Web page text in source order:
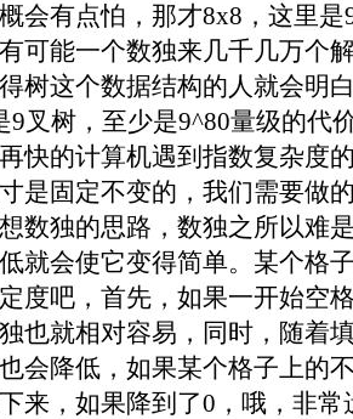
会有点怕，那才8x8，这里是
可能一个数独来几千几万个
得树这个数据结构的人就会明
9叉树，至少是9^80量级的代
快的计算机遇到指数复杂度
是固定不变的，我们需要做
数独的思路，数独之所以难
就会使它变得简单。某个格
度吧，首先，如果一开始空
也就相对容易，同时，随着
会降低，如果某个格子上的
来，如果降到了0，哦，非